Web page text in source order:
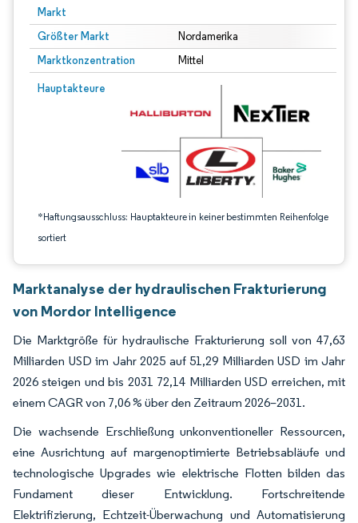
Markt
Größter Markt Nordamerika
Marktkonzentration Mittel
Hauptakteure
*Haftungsausschluss: Hauptakteure in keiner bestimmten Reihenfolge
sortiert
Bild © Mordor Intelligence. Wiederverwendung erfordert Namensnennung
Marktanalyse der hydraulischen Frakturierung
von Mordor Intelligence
Die Marktgröße für hydraulische Frakturierung soll von 47,63
Milliarden USD im Jahr 2025 auf 51,29 Milliarden USD im Jahr
2026 steigen und bis 2031 72,14 Milliarden USD erreichen, mit
einem CAGR von 7,06 % über den Zeitraum 2026–2031.
Die wachsende Erschließung unkonventioneller Ressourcen,
eine Ausrichtung auf margenoptimierte Betriebsabläufe und
technologische Upgrades wie elektrische Flotten bilden das
Fundament dieser Entwicklung. Fortschreitende
Elektrifizierung, Echtzeit-Überwachung und Automatisierung